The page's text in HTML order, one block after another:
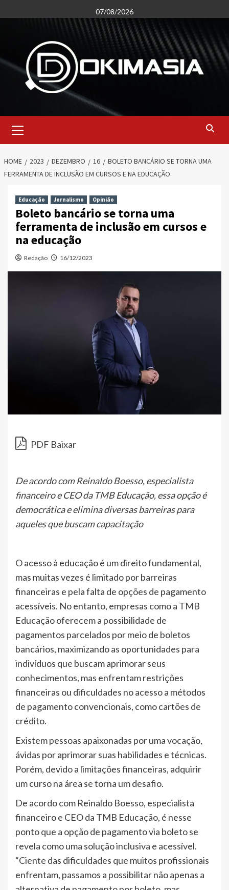
to
07/08/2026
Menu
HOME 2023 DEZEMBRO 16
BOLETO BANCÁRIO SE TORNA UMA
FERRAMENTA DE INCLUSÃO EM CURSOS E NA EDUCAÇÃO
Educação Jornalismo Opinião
Boleto bancário se torna uma
ferramenta de inclusão em cursos e
na educação
Redação 16/12/2023
PDF Baixar
De acordo com Reinaldo Boesso, especialista
financeiro e CEO da TMB Educação, essa opção é
democrática e elimina diversas barreiras para
aqueles que buscam capacitação
O acesso à educação é um direito fundamental,
mas muitas vezes é limitado por barreiras
financeiras e pela falta de opções de pagamento
acessíveis. No entanto, empresas como a TMB
Educação oferecem a possibilidade de
pagamentos parcelados por meio de boletos
bancários, maximizando as oportunidades para
indivíduos que buscam aprimorar seus
conhecimentos, mas enfrentam restrições
financeiras ou dificuldades no acesso a métodos
de pagamento convencionais, como cartões de
crédito.
Existem pessoas apaixonadas por uma vocação,
ávidas por aprimorar suas habilidades e técnicas.
Porém, devido a limitações financeiras, adquirir
um curso na área se torna um desafio.
De acordo com Reinaldo Boesso, especialista
financeiro e CEO da TMB Educação, é nesse
ponto que a opção de pagamento via boleto se
revela como uma solução inclusiva e acessível.
“Ciente das dificuldades que muitos profissionais
enfrentam, passamos a possibilitar não apenas a